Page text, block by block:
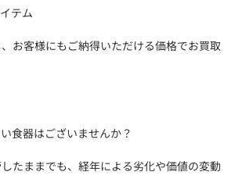
テム
お客様にもご納得いただける価格でお買取
食器はございませんか？
たままでも、経年による劣化や価値の変動